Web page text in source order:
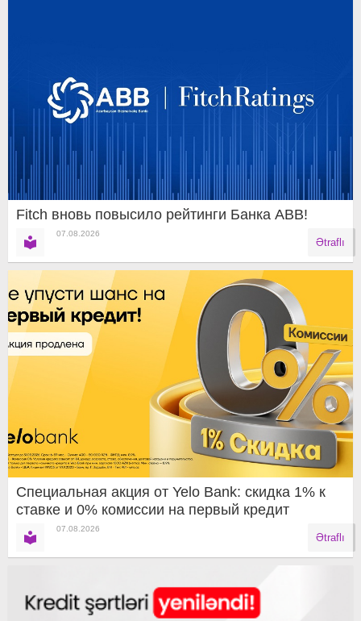
Fitch вновь повысило рейтинги Банка ABB!
07.08.2026
Ətraflı
Специальная акция от Yelo Bank: скидка 1% к
ставке и 0% комиссии на первый кредит
07.08.2026
Ətraflı